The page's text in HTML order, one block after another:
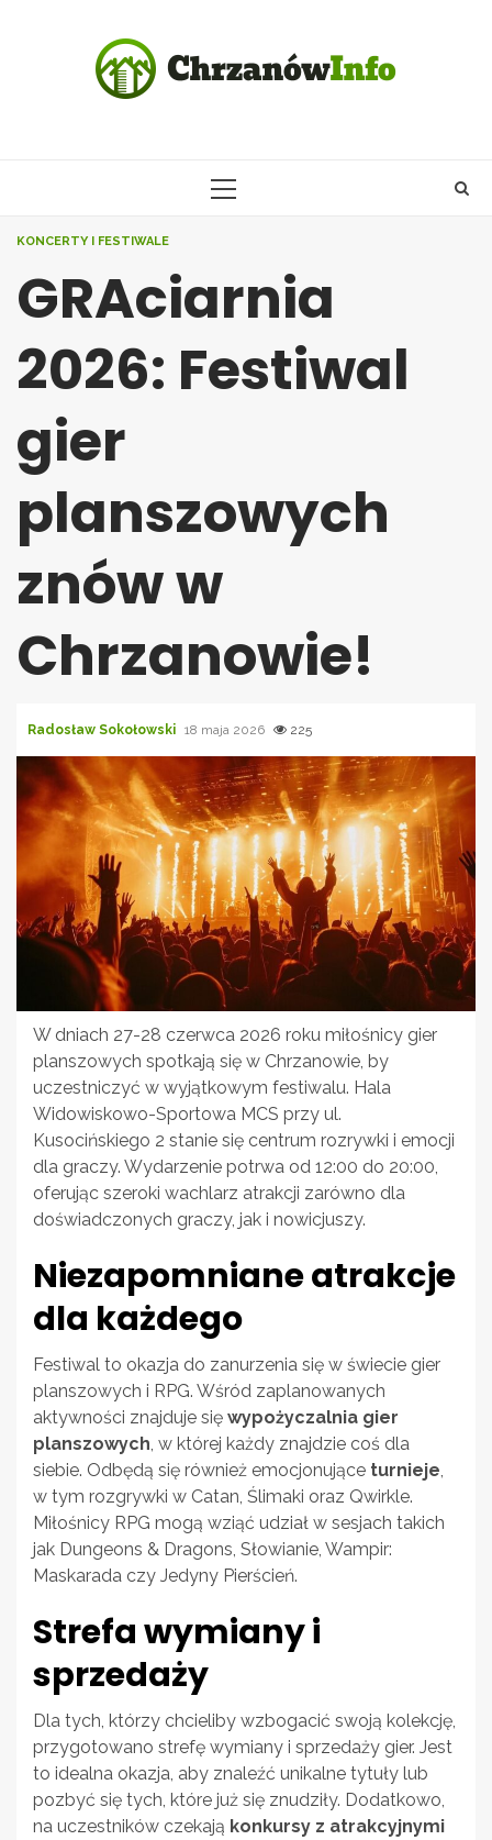
PRIMARY
KONCERTY I FESTIWALE
GRAciarnia
2026: Festiwal
gier
planszowych
znów w
Chrzanowie!
Radosław Sokołowski 18 maja 2026 225
W dniach 27-28 czerwca 2026 roku miłośnicy gier
planszowych spotkają się w Chrzanowie, by
uczestniczyć w wyjątkowym festiwalu. Hala
Widowiskowo-Sportowa MCS przy ul.
Kusocińskiego 2 stanie się centrum rozrywki i emocji
dla graczy. Wydarzenie potrwa od 12:00 do 20:00,
oferując szeroki wachlarz atrakcji zarówno dla
doświadczonych graczy, jak i nowicjuszy.
Niezapomniane atrakcje
dla każdego
Festiwal to okazja do zanurzenia się w świecie gier
planszowych i RPG. Wśród zaplanowanych
aktywności znajduje się wypożyczalnia gier
planszowych, w której każdy znajdzie coś dla
siebie. Odbędą się również emocjonujące turnieje,
w tym rozgrywki w Catan, Ślimaki oraz Qwirkle.
Miłośnicy RPG mogą wziąć udział w sesjach takich
jak Dungeons & Dragons, Słowianie, Wampir:
Maskarada czy Jedyny Pierścień.
Strefa wymiany i
sprzedaży
Dla tych, którzy chcieliby wzbogacić swoją kolekcję,
przygotowano strefę wymiany i sprzedaży gier. Jest
to idealna okazja, aby znaleźć unikalne tytuły lub
pozbyć się tych, które już się znudziły. Dodatkowo,
na uczestników czekają konkursy z atrakcyjnymi